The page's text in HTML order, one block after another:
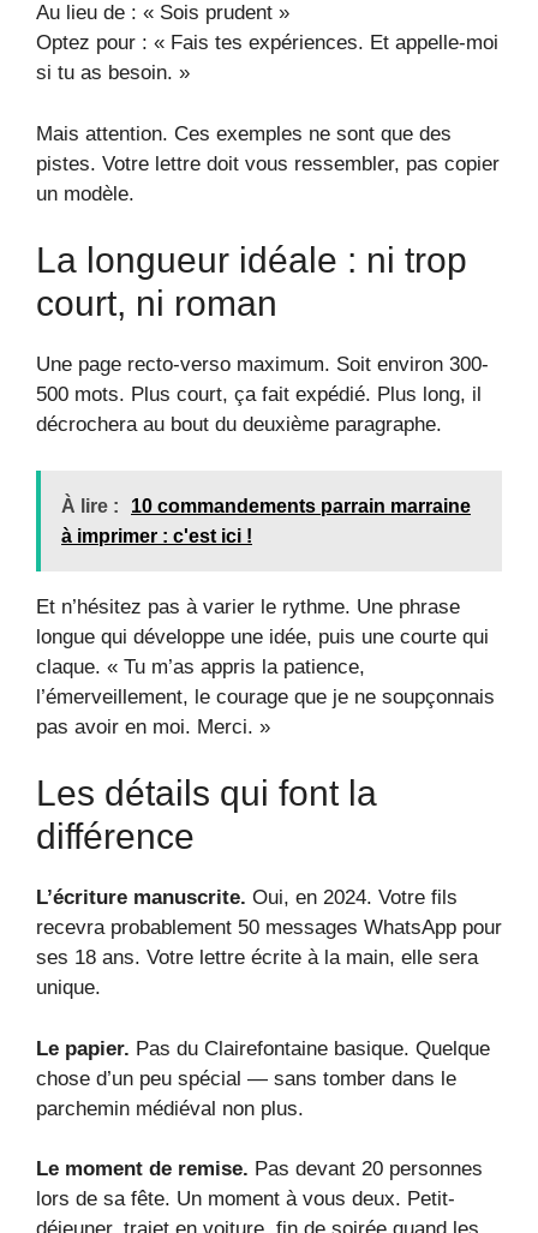
Au lieu de : « Sois prudent »
Optez pour : « Fais tes expériences. Et appelle-moi
si tu as besoin. »
Mais attention. Ces exemples ne sont que des
pistes. Votre lettre doit vous ressembler, pas copier
un modèle.
La longueur idéale : ni trop
court, ni roman
Une page recto-verso maximum. Soit environ 300-
500 mots. Plus court, ça fait expédié. Plus long, il
décrochera au bout du deuxième paragraphe.
À lire :
10 commandements parrain marraine
à imprimer : c'est ici !
Et n’hésitez pas à varier le rythme. Une phrase
longue qui développe une idée, puis une courte qui
claque. « Tu m’as appris la patience,
l’émerveillement, le courage que je ne soupçonnais
pas avoir en moi. Merci. »
Les détails qui font la
différence
L’écriture manuscrite. Oui, en 2024. Votre fils
recevra probablement 50 messages WhatsApp pour
ses 18 ans. Votre lettre écrite à la main, elle sera
unique.
Le papier. Pas du Clairefontaine basique. Quelque
chose d’un peu spécial — sans tomber dans le
parchemin médiéval non plus.
Le moment de remise. Pas devant 20 personnes
lors de sa fête. Un moment à vous deux. Petit-